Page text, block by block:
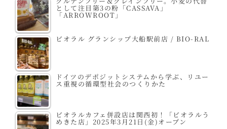
として注目第3の粉「CASSAVA」
「ARROWROOT」
ビオラル グランシップ大船駅前店 / BIO-RAL
ドイツのデポジットシステムから学ぶ、リユー
ス重視の循環型社会のつくりかた
ビオラルカフェ併設店は関西初！「ビオラルう
めきた店」2025年3月21日(金)オープン